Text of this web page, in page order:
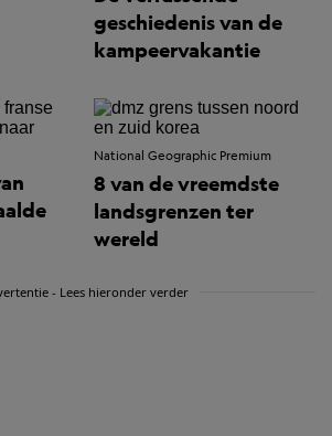
geschiedenis van de
kampeervakantie
National Geographic Premium
8 van de vreemdste
landsgrenzen ter
wereld
- Lees hieronder verder